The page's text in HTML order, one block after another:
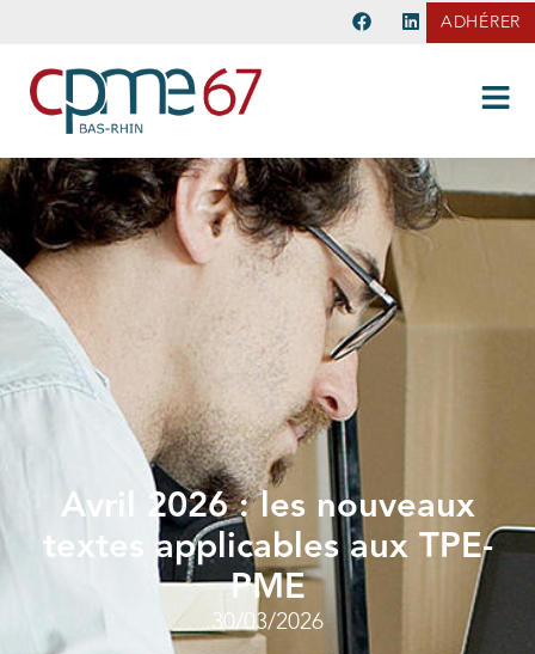
ADHÉRER
Avril 2026 : les nouveaux
textes applicables aux TPE-
PME
30/03/2026